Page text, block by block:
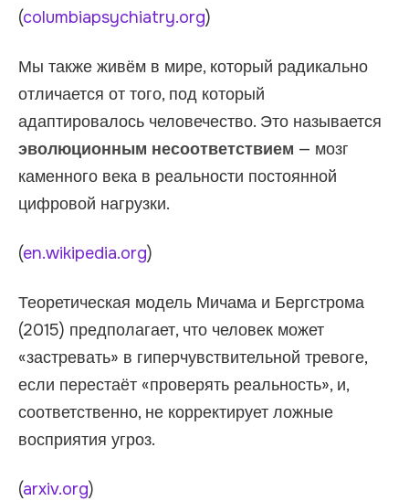
(columbiapsychiatry.org)
Мы также живём в мире, который радикально
отличается от того, под который
адаптировалось человечество. Это называется
эволюционным несоответствием — мозг
каменного века в реальности постоянной
цифровой нагрузки.
(en.wikipedia.org)
Теоретическая модель Мичама и Бергстрома
(2015) предполагает, что человек может
«застревать» в гиперчувствительной тревоге,
если перестаёт «проверять реальность», и,
соответственно, не корректирует ложные
восприятия угроз.
(arxiv.org)